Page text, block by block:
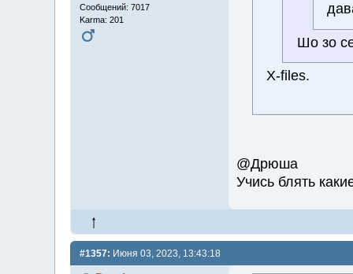
Сообщений: 7017
Karma: 201
Шо зо
X-files.
@Дрюша
Учись блять
#1357: Июня 03, 2023, 13:43:18